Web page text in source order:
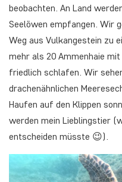
beobachten. An Land
Seelöwen empfangen. Wir
Weg aus Vulkangestein zu
mehr als 20 Ammenhaie
friedlich schlafen. Wir
drachenähnlichen
Haufen auf den Klippen
werden mein Lieblingstier
entscheiden müsste 😉).